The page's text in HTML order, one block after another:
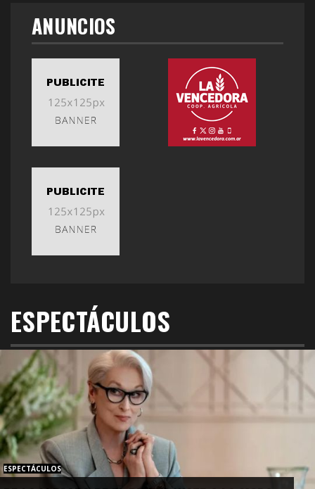
ANUNCIOS
ESPECTÁCULOS
ESPECTÁCULOS